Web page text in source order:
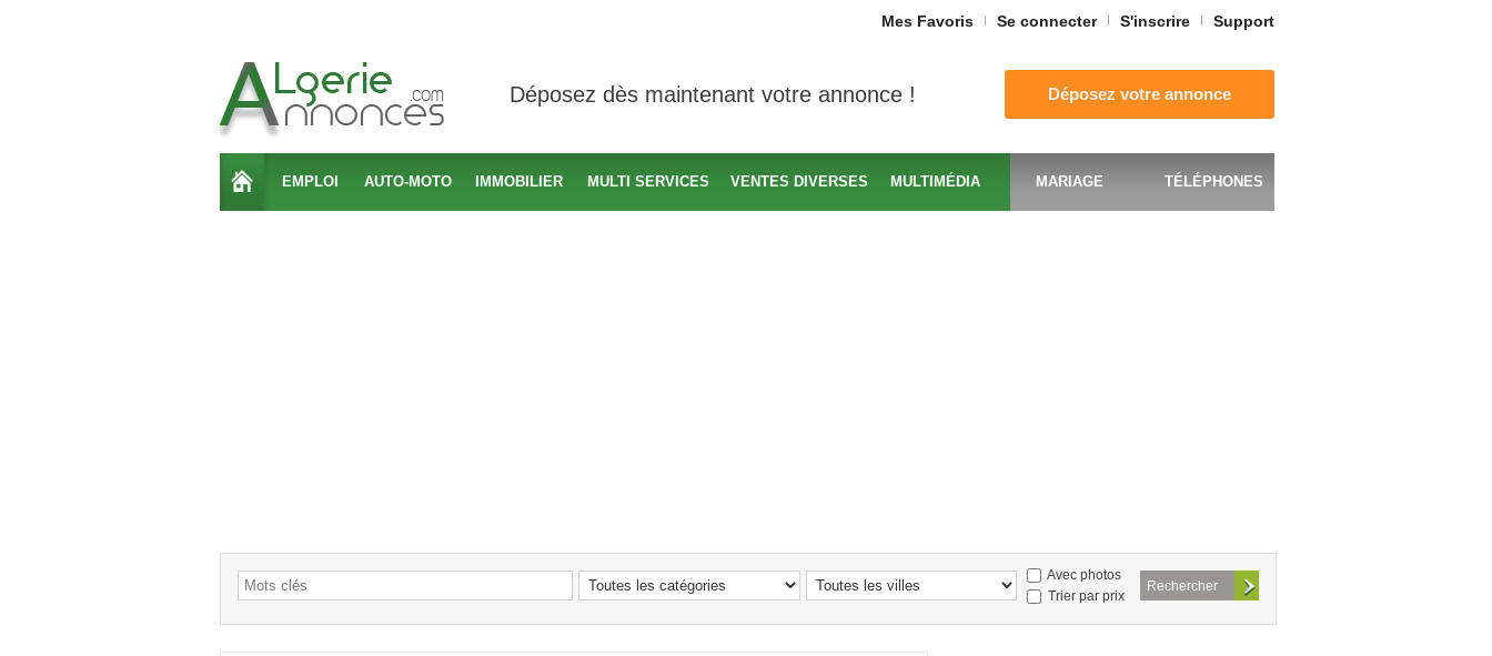
Mes Favoris Se connecter S'inscrire Support
Déposez dès maintenant votre annonce ! Déposez votre annonce
EMPLOI AUTO-MOTO IMMOBILIER MULTI SERVICES VENTES DIVERSES MULTIMÉDIA MARIAGE TÉLÉPHONES
Avec photos
Trier par prix